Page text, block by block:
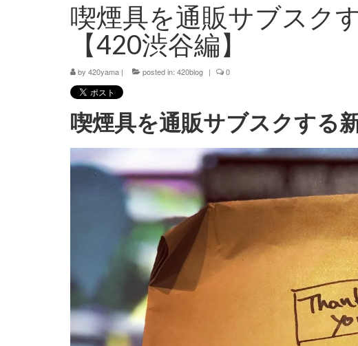
喫煙具を通販サブスク
【420渋谷編】
by 420yama | posted in: 420blog | 0
喫煙具を通販サブスクする